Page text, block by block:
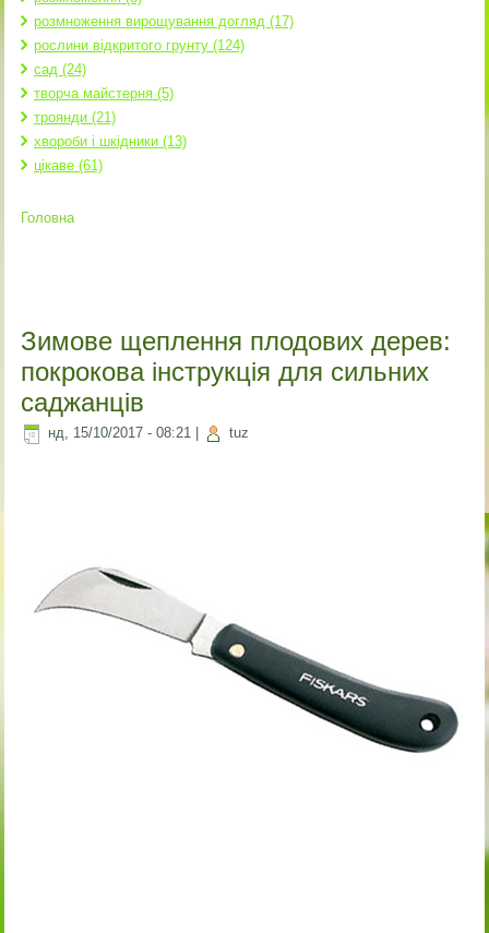
розмноження вирощування догляд (17)
рослини відкритого грунту (124)
сад (24)
творча майстерня (5)
троянди (21)
хвороби і шкідники (13)
цікаве (61)
Ви є тут
Головна
Зимове щеплення плодових дерев:
покрокова інструкція для сильних
саджанців
нд, 15/10/2017 - 08:21 tuz